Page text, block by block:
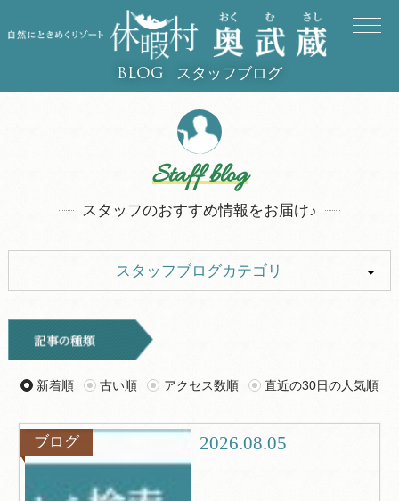
BLOG スタッフブログ
Staff blog
スタッフのおすすめ情報をお届け♪
スタッフブログカテゴリ
お知らせ
ツアー グルメ
観光
Q＆A
新着順 古い順 アクセス数順 直近の30日の人気順
ブログ 2026.08.05